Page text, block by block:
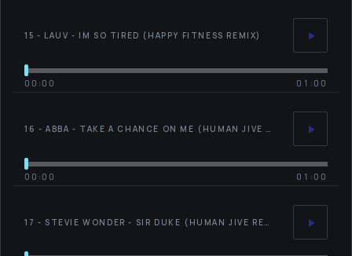
15 - LAUV - IM SO TIRED (HAPPY FITNESS REMIX)
00:00 01:00
16 - ABBA - TAKE A CHANCE ON ME (HUMAN JIVE REMIX)
00:00 01:00
17 - STEVIE WONDER - SIR DUKE (HUMAN JIVE REMIX)